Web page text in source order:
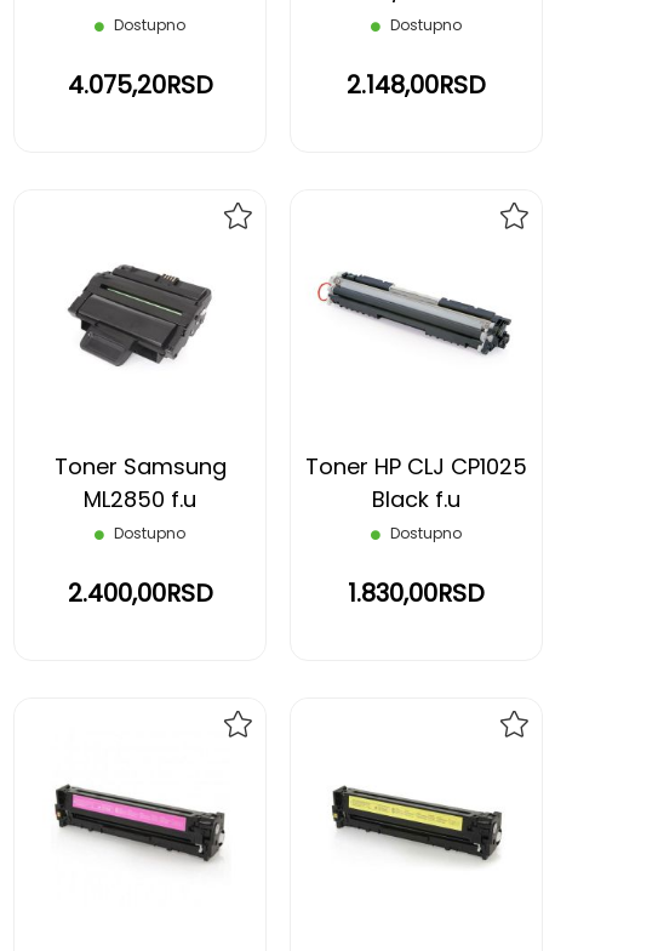
Dostupno
4.075,20RSD
Dostupno
2.148,00RSD
Toner Samsung
ML2850 f.u
Dostupno
2.400,00RSD
Toner HP CLJ CP1025
Black f.u
Dostupno
1.830,00RSD